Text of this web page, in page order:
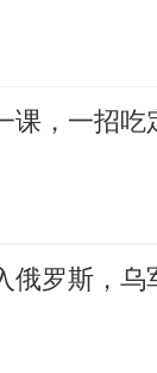
课，一招吃
俄罗斯，乌